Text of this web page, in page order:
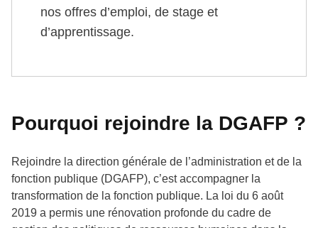
nos offres d’emploi, de stage et
d’apprentissage.
Pourquoi rejoindre la DGAFP ?
Rejoindre la direction générale de l’administration et de la
fonction publique (DGAFP), c’est accompagner la
transformation de la fonction publique. La loi du 6 août
2019 a permis une rénovation profonde du cadre de